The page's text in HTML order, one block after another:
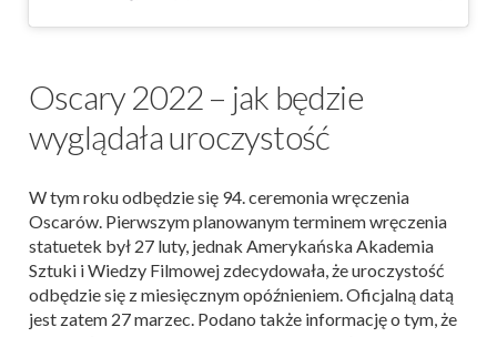
Oscary 2022 – jak będzie
wyglądała uroczystość
W tym roku odbędzie się 94. ceremonia wręczenia
Oscarów. Pierwszym planowanym terminem wręczenia
statuetek był 27 luty, jednak Amerykańska Akademia
Sztuki i Wiedzy Filmowej zdecydowała, że uroczystość
odbędzie się z miesięcznym opóźnieniem. Oficjalną datą
jest zatem 27 marzec. Podano także informację o tym, że